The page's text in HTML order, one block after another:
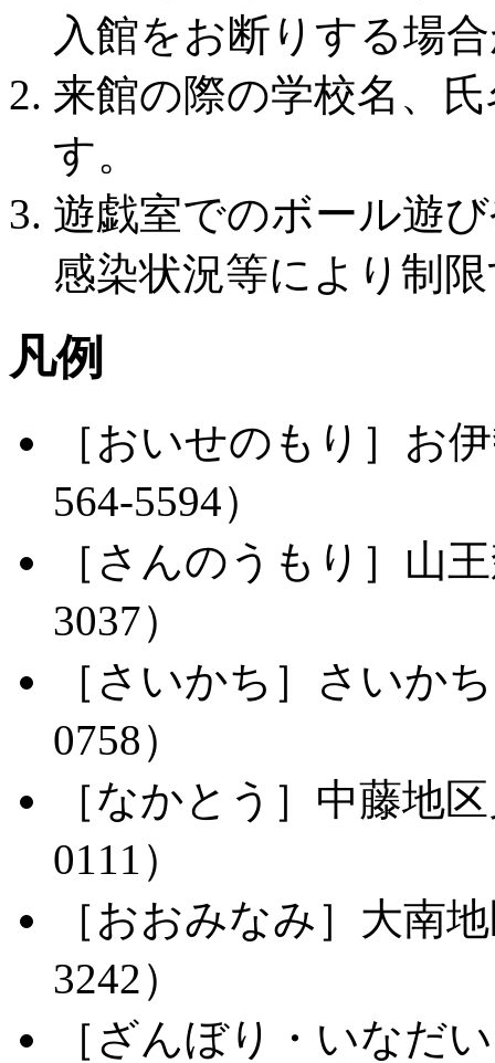
入館をお断りする場
来館の際の学校名、
す。
遊戯室でのボール遊
感染状況等により制
凡例
［おいせのもり］お
564-5594）
［さんのうもり］山
3037）
［さいかち］さいか
0758）
［なかとう］中藤地
0111）
［おおみなみ］大南
3242）
［ざんぼり・いなだ